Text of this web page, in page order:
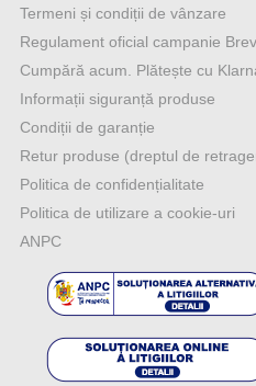
Termeni și condiții de vânzare
Regulament oficial campanie
Cumpără acum. Plătește cu
Informații siguranță produse
Condiții de garanție
Retur produse (dreptul de
Politica de confidențialitate
Politica de utilizare a cookie-uri
ANPC